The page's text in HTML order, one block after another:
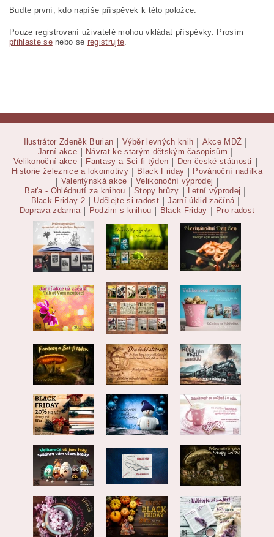
Buďte první, kdo napíše příspěvek k této položce.
Pouze registrovaní uživatelé mohou vkládat příspěvky. Prosím
přihlaste senebo se registrujte.
Ilustrátor Zdeněk Burian Výběr levných knih Akce MDŽ
Jarní akce Návrat ke starým dětským časopisům
Velikonoční akce Fantasy a Sci-fi týden Den české státnosti
Historie železnice a lokomotivy Black Friday Povánoční nadílka
Valentýnská akce Velikonoční výprodej
Baťa - Ohlédnutí za knihou Stopy hrůzy Letní výprodej
Black Friday 2 Udělejte si radost Jarní úklid začíná
Doprava zdarma Podzim s knihou Black Friday Pro radost